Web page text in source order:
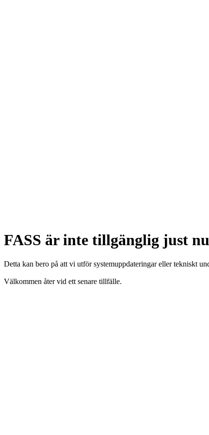
FASS är inte tillgänglig just nu
Detta kan bero på att vi utför systemuppdateringar eller tekniskt
Välkommen åter vid ett senare tillfälle.